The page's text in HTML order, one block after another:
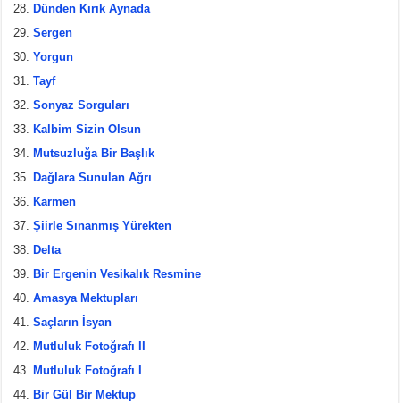
Dünden Kırık Aynada
Sergen
Yorgun
Tayf
Sonyaz Sorguları
Kalbim Sizin Olsun
Mutsuzluğa Bir Başlık
Dağlara Sunulan Ağrı
Karmen
Şiirle Sınanmış Yürekten
Delta
Bir Ergenin Vesikalık Resmine
Amasya Mektupları
Saçların İsyan
Mutluluk Fotoğrafı II
Mutluluk Fotoğrafı I
Bir Gül Bir Mektup